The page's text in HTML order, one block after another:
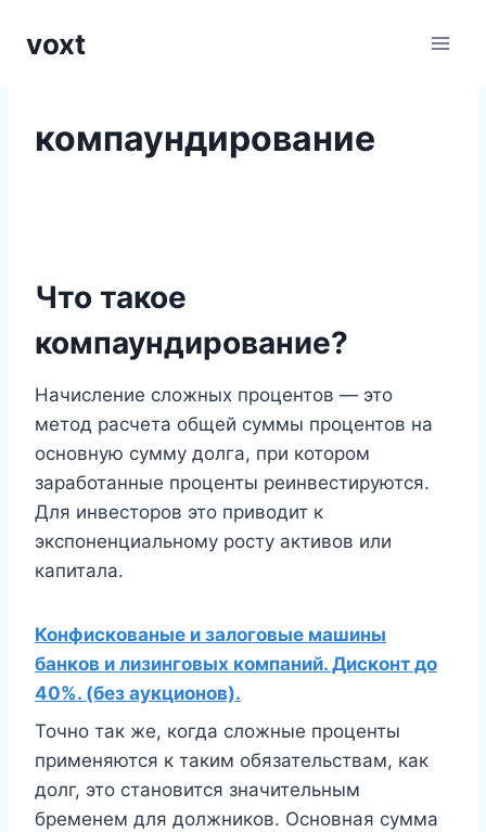
voxt
компаундирование
Что такое
компаундирование?
Начисление сложных процентов — это
метод расчета общей суммы процентов на
основную сумму долга, при котором
заработанные проценты реинвестируются.
Для инвесторов это приводит к
экспоненциальному росту активов или
капитала.
Конфискованые и залоговые машины
банков и лизинговых компаний. Дисконт до
40%. (без аукционов).
Точно так же, когда сложные проценты
применяются к таким обязательствам, как
долг, это становится значительным
бременем для должников. Основная сумма